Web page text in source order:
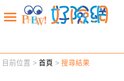
新聞觀點 業務交流
目前位置 >首頁 >搜尋結果